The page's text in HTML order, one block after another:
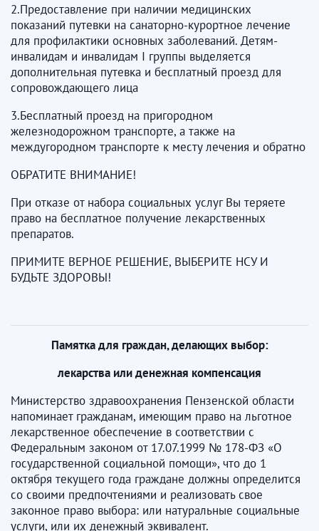
2.Предоставление при наличии медицинских
показаний путевки на санаторно-курортное лечение
для профилактики основных заболеваний. Детям-
инвалидам и инвалидам I группы выделяется
дополнительная путевка и бесплатный проезд для
сопровождающего лица
3.Бесплатный проезд на пригородном
железнодорожном транспорте, а также на
междугородном транспорте к месту лечения и обратно
ОБРАТИТЕ ВНИМАНИЕ!
При отказе от набора социальных услуг Вы теряете
право на бесплатное получение лекарственных
препаратов.
ПРИМИТЕ ВЕРНОЕ РЕШЕНИЕ, ВЫБЕРИТЕ НСУ И
БУДЬТЕ ЗДОРОВЫ!
Памятка для граждан, делающих выбор:
лекарства или денежная компенсация
Министерство здравоохранения Пензенской области
напоминает гражданам, имеющим право на льготное
лекарственное обеспечение в соответствии с
Федеральным законом от 17.07.1999 № 178-ФЗ «О
государственной социальной помощи», что до 1
октября текущего года граждане должны определится
со своими предпочтениями и реализовать свое
законное право выбора: или натуральные социальные
услуги, или их денежный эквивалент.